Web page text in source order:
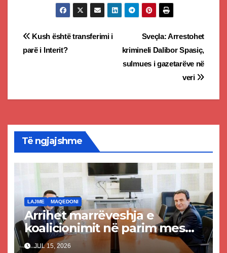
Post
navigation
Sveçla: Arrestohet
krimineli Dalibor Spasiç,
sulmues i gazetarëve në
veri
Kush është transferimi i
parë i Interit?
Të ngjajshme
LAJME MAQEDONI
Arrihet marrëveshja e
koalicionimit në parim mes
Kurtit dhe Abdixhikut
JUL 15, 2026